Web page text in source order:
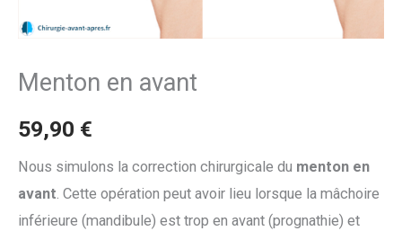
Menton en avant
59,90 €
Nous simulons la correction chirurgicale du menton en
avant. Cette opération peut avoir lieu lorsque la mâchoire
inférieure (mandibule) est trop en avant (prognathie) et